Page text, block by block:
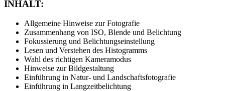
INHALT:
Allgemeine Hinweise zur Fotografie
Zusammenhang von ISO, Blende und Belichtung
Fokussierung und Belichtungseinstellung
Lesen und Verstehen des Histogramms
Wahl des richtigen Kameramodus
Hinweise zur Bildgestaltung
Einführung in Natur- und Landschaftsfotografie
Einführung in Langzeitbelichtung